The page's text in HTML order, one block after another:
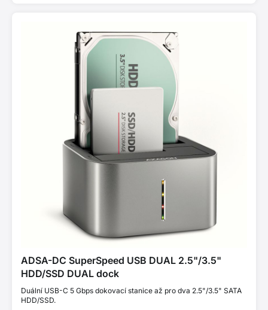
ADSA-DC SuperSpeed USB DUAL 2.5"/3.5"
HDD/SSD DUAL dock
Duální USB-C 5 Gbps dokovací stanice až pro dva 2.5"/3.5" SATA
HDD/SSD.